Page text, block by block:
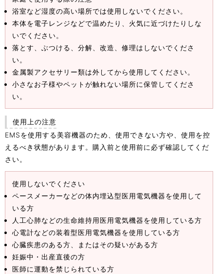
浴室など湿度の高い場所では使用しないでください。
本体を電子レンジなどで温めたり、火気に近づけたりしな
いでください。
落とす、ぶつける、分解、改造、修理はしないでくださ
い。
金属製アクセサリー類は外してから使用してください。
小さなお子様やペットが触れない場所に保管してくださ
い。
使用上の注意
EMSを使用する美容機器のため、使用できない方や、使用を控
えるべき状態があります。購入前と使用前に必ず確認してくだ
さい。
使用しないでください
ペースメーカーなどの体内埋込型医用電気機器を使用して
いる方
人工心肺などの生命維持用医用電気機器を使用している方
心電計などの装着型医用電気機器を使用している方
心臓疾患のある方、またはその疑いがある方
妊娠中・出産直後の方
医師に運動を禁じられている方